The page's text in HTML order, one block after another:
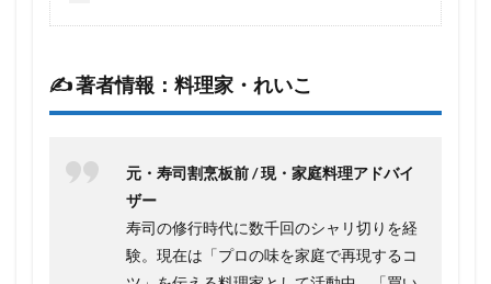
✍️ 著者情報：料理家・れいこ
元・寿司割烹板前 / 現・家庭料理アドバイ
ザー
寿司の修行時代に数千回のシャリ切りを経
験。現在は「プロの味を家庭で再現するコ